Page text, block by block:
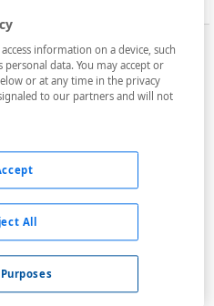
movilidad reducida
information on a device, such
data. You may accept or
or at any time in the privacy
to our partners and will not
All